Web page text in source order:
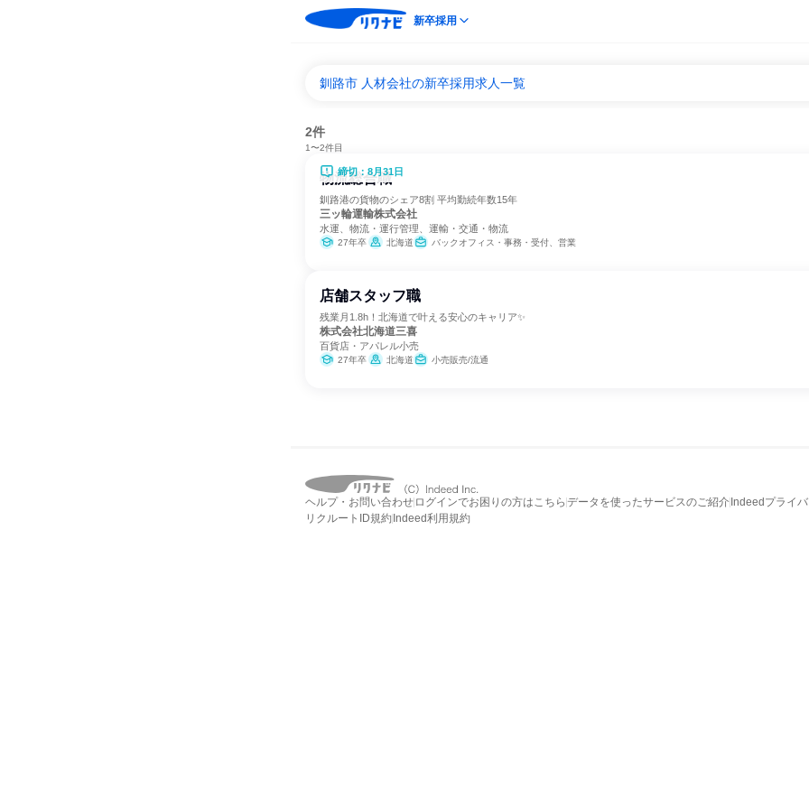
新卒採用
釧路市 人材会社の新卒採用求人一覧
2件
1〜2件目
締切：8月31日
物流総合職
釧路港の貨物のシェア8割 平均勤続年数15年
三ッ輪運輸株式会社
水運、物流・運行管理、運輸・交通・物流
27年卒 北海道 バックオフィス・事務・受付、営業
店舗スタッフ職
残業月1.8h！北海道で叶える安心のキャリア✨
株式会社北海道三喜
百貨店・アパレル小売
27年卒 北海道 小売販売/流通
ヘルプ・お問い合わせ ログインでお困りの方はこちら データを使ったサービスのご紹介 Indeedプライ
リクルートID規約 Indeed利用規約